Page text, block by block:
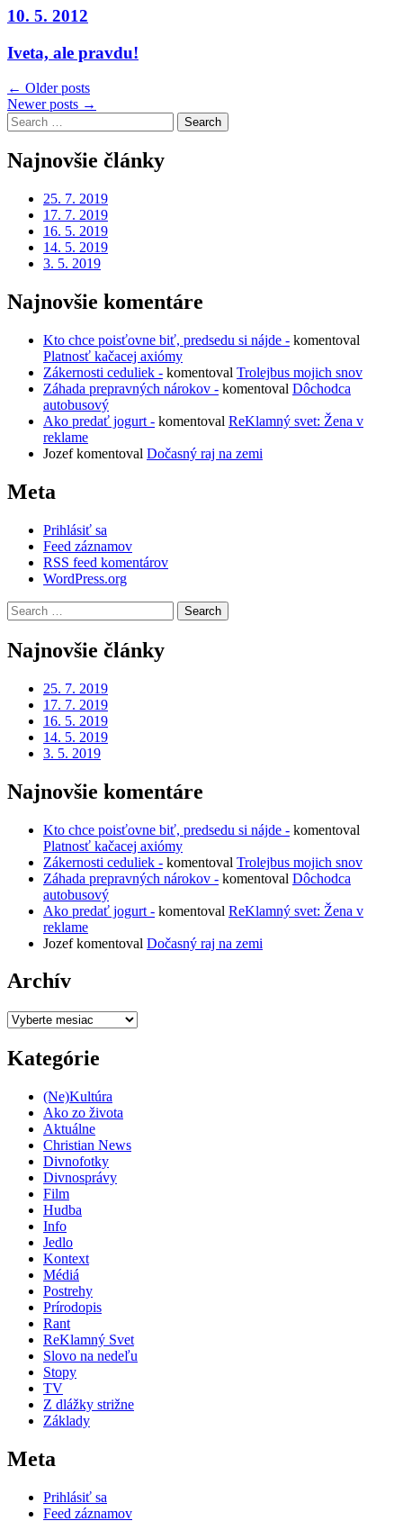
10. 5. 2012
Iveta, ale pravdu!
Navigácia
v
článkoch
← Older posts
Newer posts →
Search
for:
Najnovšie články
25. 7. 2019
17. 7. 2019
16. 5. 2019
14. 5. 2019
3. 5. 2019
Najnovšie komentáre
Kto chce poisťovne biť, predsedu si nájde - komentoval
Platnosť kačacej axiómy
Zákernosti ceduliek - komentoval Trolejbus mojich snov
Záhada prepravných nárokov - komentoval Dôchodca
autobusový
Ako predať jogurt - komentoval ReKlamný svet: Žena v
reklame
Jozefkomentoval Dočasný raj na zemi
Meta
Prihlásiť sa
Feed záznamov
RSS feed komentárov
WordPress.org
Search
for:
Najnovšie články
25. 7. 2019
17. 7. 2019
16. 5. 2019
14. 5. 2019
3. 5. 2019
Najnovšie komentáre
Kto chce poisťovne biť, predsedu si nájde - komentoval
Platnosť kačacej axiómy
Zákernosti ceduliek - komentoval Trolejbus mojich snov
Záhada prepravných nárokov - komentoval Dôchodca
autobusový
Ako predať jogurt - komentoval ReKlamný svet: Žena v
reklame
Jozefkomentoval Dočasný raj na zemi
Archív
Archív
Kategórie
(Ne)Kultúra
Ako zo života
Aktuálne
Christian News
Divnofotky
Divnosprávy
Film
Hudba
Info
Jedlo
Kontext
Médiá
Postrehy
Prírodopis
Rant
ReKlamný Svet
Slovo na nedeľu
Stopy
TV
Z dlážky strižne
Základy
Meta
Prihlásiť sa
Feed záznamov